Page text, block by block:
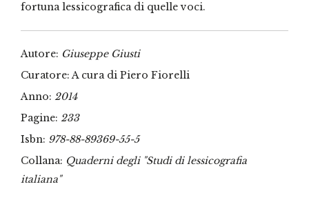
fortuna lessicografica di quelle voci.
Autore: Giuseppe Giusti
Curatore: A cura di Piero Fiorelli
Anno: 2014
Pagine: 233
Isbn: 978-88-89369-55-5
Collana: Quaderni degli "Studi di lessicografia
italiana"